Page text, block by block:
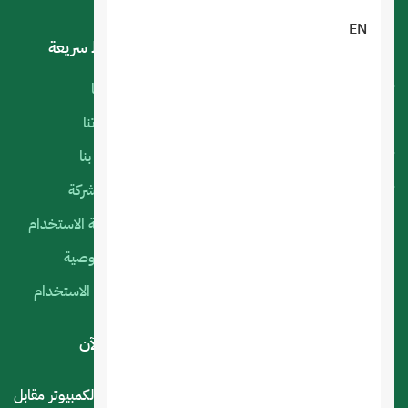
EN
روابط سريعة
أعمالنا
منتجاتنا
اتصل بنا
عن الشركة
سياسة الاستخدام
الخصوصية
شروط الاستخدام
لديك استفسار أو اقتراح؟ .. اتصل بنا الآن
المملكة العربية السعودية - الرياض - حي العليا سوق الكمبيوتر مقابل